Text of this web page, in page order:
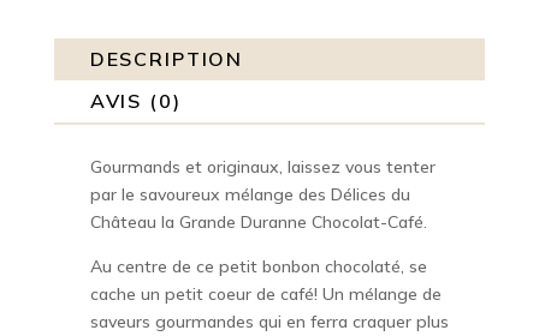
DESCRIPTION
AVIS (0)
Gourmands et originaux, laissez vous tenter
par le savoureux mélange des Délices du
Château la Grande Duranne Chocolat-Café.
Au centre de ce petit bonbon chocolaté, se
cache un petit coeur de café! Un mélange de
saveurs gourmandes qui en ferra craquer plus